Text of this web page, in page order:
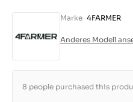
Marke 4FARMER
Anderes Modell
8 people purchased this